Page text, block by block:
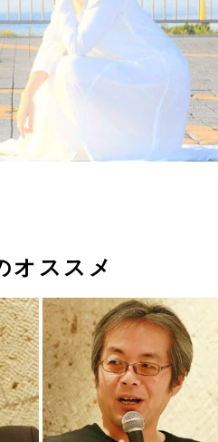
オススメ